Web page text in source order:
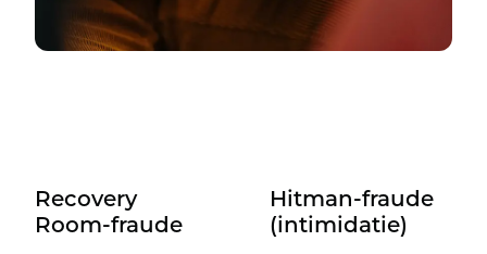
Recovery
Room-fraude
Hitman-fraude
(intimidatie)